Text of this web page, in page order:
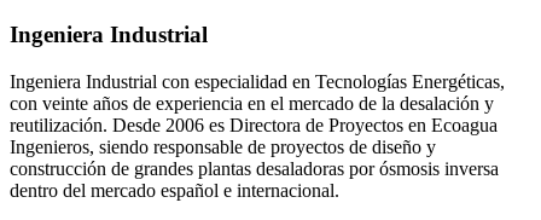
Ingeniera Industrial
Ingeniera Industrial con especialidad en Tecnologías Energéticas,
con veinte años de experiencia en el mercado de la desalación y
reutilización. Desde 2006 es Directora de Proyectos en Ecoagua
Ingenieros, siendo responsable de proyectos de diseño y
construcción de grandes plantas desaladoras por ósmosis inversa
dentro del mercado español e internacional.